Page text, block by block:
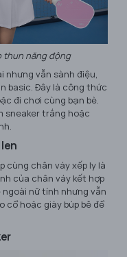
thun năng động
nhưng vẫn sành điệu,
basic. Đây là công thức
đi chơi cùng bạn bè.
sneaker trắng hoặc
cùng chân váy xếp ly là
của chân váy kết hợp
nữ tính nhưng vẫn
cổ hoặc giày búp bê để